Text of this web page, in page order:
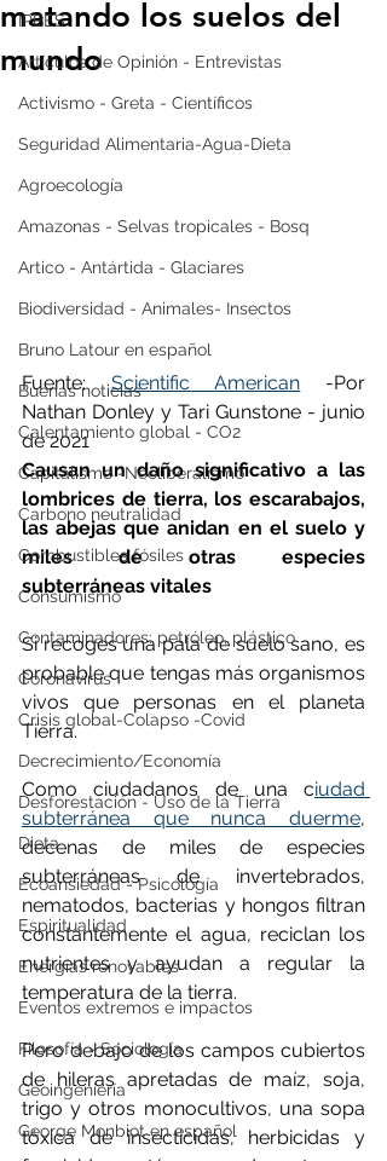
IPBES
Artículos de Opinión - Entrevistas
Activismo - Greta - Científicos
Seguridad Alimentaria-Agua-Dieta
Agroecología
Amazonas - Selvas tropicales - Bosq
Artico - Antártida - Glaciares
Biodiversidad - Animales- Insectos
Bruno Latour en español
Buenas noticias
Calentamiento global - CO2
Capitalismo -Neoliberalismo
Carbono neutralidad
Combustibles fósiles
Consumismo
Contaminadores: petróleo, plástico
Coronavirus
Crisis global-Colapso -Covid
Decrecimiento/Economía
Desforestación - Uso de la Tierra
Dieta
Ecoansiedad - Psicología
Espiritualidad
Energías renovables
Eventos extremos e impactos
Filosofía - Sociología
Geoingeniería
George Monbiot en español
matando los suelos del
mundo
Fuente: Scientific American -Por
Nathan Donley y Tari Gunstone - junio
de 2021
Causan un daño significativo a las
lombrices de tierra, los escarabajos,
las abejas que anidan en el suelo y
miles de otras especies
subterráneas vitales
Si recoges una pala de suelo sano, es
probable que tengas más organismos
vivos que personas en el planeta
Tierra.
Como ciudadanos de una ciudad
subterránea que nunca duerme,
decenas de miles de especies
subterráneas de invertebrados,
nematodos, bacterias y hongos filtran
constantemente el agua, reciclan los
nutrientes y ayudan a regular la
temperatura de la tierra.
Pero debajo de los campos cubiertos
de hileras apretadas de maíz, soja,
trigo y otros monocultivos, una sopa
tóxica de insecticidas, herbicidas y